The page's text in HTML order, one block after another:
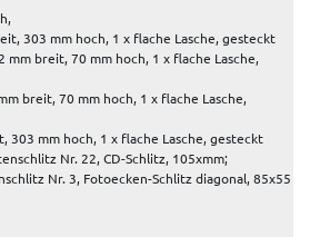
303 mm hoch, 1 x flache Lasche, gesteckt
mm breit, 70 mm hoch, 1 x flache Lasche,
breit, 70 mm hoch, 1 x flache Lasche,
303 mm hoch, 1 x flache Lasche, gesteckt
Nr. 22, CD-Schlitz, 105xmm;
Nr. 3, Fotoecken-Schlitz diagonal, 85x55